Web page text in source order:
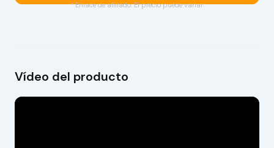
* Enlace de afiliado. El precio puede variar.
Vídeo del producto